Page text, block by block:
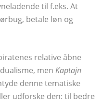
til f.eks. At
betale løn og
relative åbne
men Kaptajn
denne tematiske
udforske den: til bedre